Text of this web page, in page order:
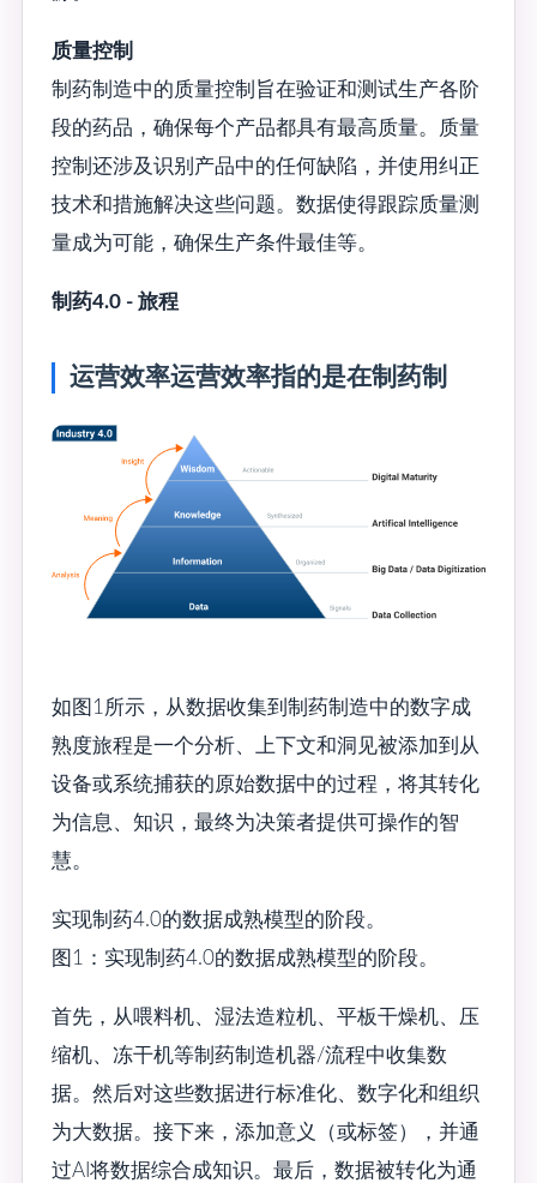
质量控制
制药制造中的质量控制旨在验证和测试生产各阶
段的药品，确保每个产品都具有最高质量。质量
控制还涉及识别产品中的任何缺陷，并使用纠正
技术和措施解决这些问题。数据使得跟踪质量测
量成为可能，确保生产条件最佳等。
制药4.0 - 旅程
运营效率运营效率指的是在制药制
如图1所示，从数据收集到制药制造中的数字成
熟度旅程是一个分析、上下文和洞见被添加到从
设备或系统捕获的原始数据中的过程，将其转化
为信息、知识，最终为决策者提供可操作的智
慧。
实现制药4.0的数据成熟模型的阶段。
图1：实现制药4.0的数据成熟模型的阶段。
首先，从喂料机、湿法造粒机、平板干燥机、压
缩机、冻干机等制药制造机器/流程中收集数
据。然后对这些数据进行标准化、数字化和组织
为大数据。接下来，添加意义（或标签），并通
过AI将数据综合成知识。最后，数据被转化为通